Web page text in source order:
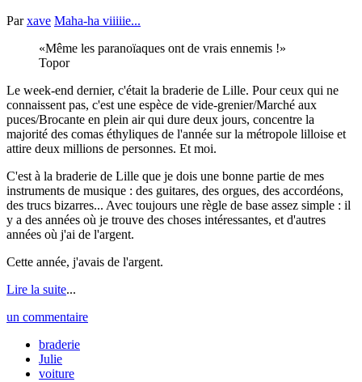
Parxave Maha-ha viiiiie...
Même les paranoïaques ont de vrais ennemis !
Topor
Le week-end dernier, c'était la braderie de Lille. Pour ceux qui ne
connaissent pas, c'est une espèce de vide-grenier/Marché aux
puces/Brocante en plein air qui dure deux jours, concentre la
majorité des comas éthyliques de l'année sur la métropole lilloise et
attire deux millions de personnes. Et moi.
C'est à la braderie de Lille que je dois une bonne partie de mes
instruments de musique : des guitares, des orgues, des accordéons,
des trucs bizarres... Avec toujours une règle de base assez simple : il
y a des années où je trouve des choses intéressantes, et d'autres
années où j'ai de l'argent.
Cette année, j'avais de l'argent.
Lire la suite...
un commentaire
braderie
Julie
voiture